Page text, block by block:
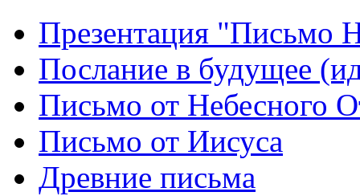
Презентация "Письмо
Послание в будущее
Письмо от Небесного
Письмо от Иисуса
Древние письма